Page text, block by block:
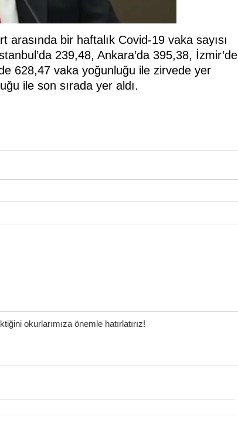
bir haftalık Covid-19 vaka sayısı
239,48, Ankara’da 395,38, İzmir’de
628,47 vaka yoğunluğu ile zirvede yer
ile son sırada yer aldı.
okurlarımıza önemle hatırlatırız!